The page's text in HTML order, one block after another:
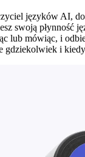
języków AI,
swoją płynność
lub mówiąc, i
gdziekolwiek i